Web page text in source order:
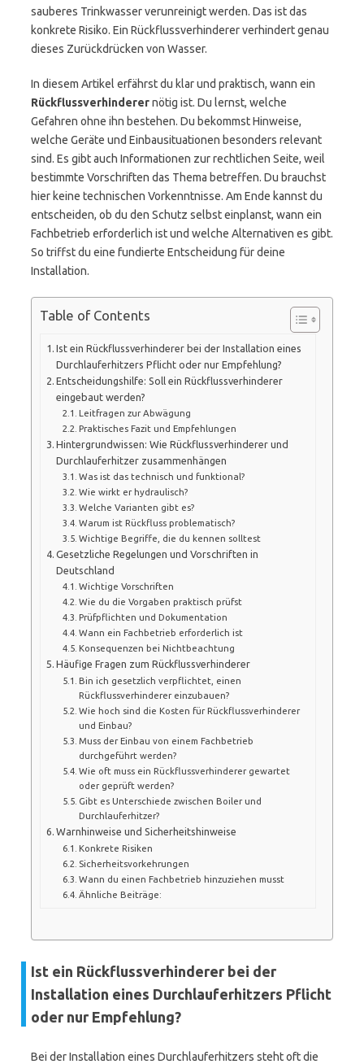
sauberes Trinkwasser verunreinigt werden. Das ist das
konkrete Risiko. Ein Rückflussverhinderer verhindert genau
dieses Zurückdrücken von Wasser.
In diesem Artikel erfährst du klar und praktisch, wann ein
Rückflussverhinderernötig ist. Du lernst, welche
Gefahren ohne ihn bestehen. Du bekommst Hinweise,
welche Geräte und Einbausituationen besonders relevant
sind. Es gibt auch Informationen zur rechtlichen Seite, weil
bestimmte Vorschriften das Thema betreffen. Du brauchst
hier keine technischen Vorkenntnisse. Am Ende kannst du
entscheiden, ob du den Schutz selbst einplanst, wann ein
Fachbetrieb erforderlich ist und welche Alternativen es gibt.
So triffst du eine fundierte Entscheidung für deine
Installation.
Table of Contents
Ist ein Rückflussverhinderer bei der Installation eines
Durchlauferhitzers Pflicht oder nur Empfehlung?
Entscheidungshilfe: Soll ein Rückflussverhinderer
eingebaut werden?
Leitfragen zur Abwägung
Praktisches Fazit und Empfehlungen
Hintergrundwissen: Wie Rückflussverhinderer und
Durchlauferhitzer zusammenhängen
Was ist das technisch und funktional?
Wie wirkt er hydraulisch?
Welche Varianten gibt es?
Warum ist Rückfluss problematisch?
Wichtige Begriffe, die du kennen solltest
Gesetzliche Regelungen und Vorschriften in
Deutschland
Wichtige Vorschriften
Wie du die Vorgaben praktisch prüfst
Prüfpflichten und Dokumentation
Wann ein Fachbetrieb erforderlich ist
Konsequenzen bei Nichtbeachtung
Häufige Fragen zum Rückflussverhinderer
Bin ich gesetzlich verpflichtet, einen
Rückflussverhinderer einzubauen?
Wie hoch sind die Kosten für Rückflussverhinderer
und Einbau?
Muss der Einbau von einem Fachbetrieb
durchgeführt werden?
Wie oft muss ein Rückflussverhinderer gewartet
oder geprüft werden?
Gibt es Unterschiede zwischen Boiler und
Durchlauferhitzer?
Warnhinweise und Sicherheitshinweise
Konkrete Risiken
Sicherheitsvorkehrungen
Wann du einen Fachbetrieb hinzuziehen musst
Ähnliche Beiträge:
Ist ein Rückflussverhinderer bei der
Installation eines Durchlauferhitzers Pflicht
oder nur Empfehlung?
Bei der Installation eines Durchlauferhitzers steht oft die